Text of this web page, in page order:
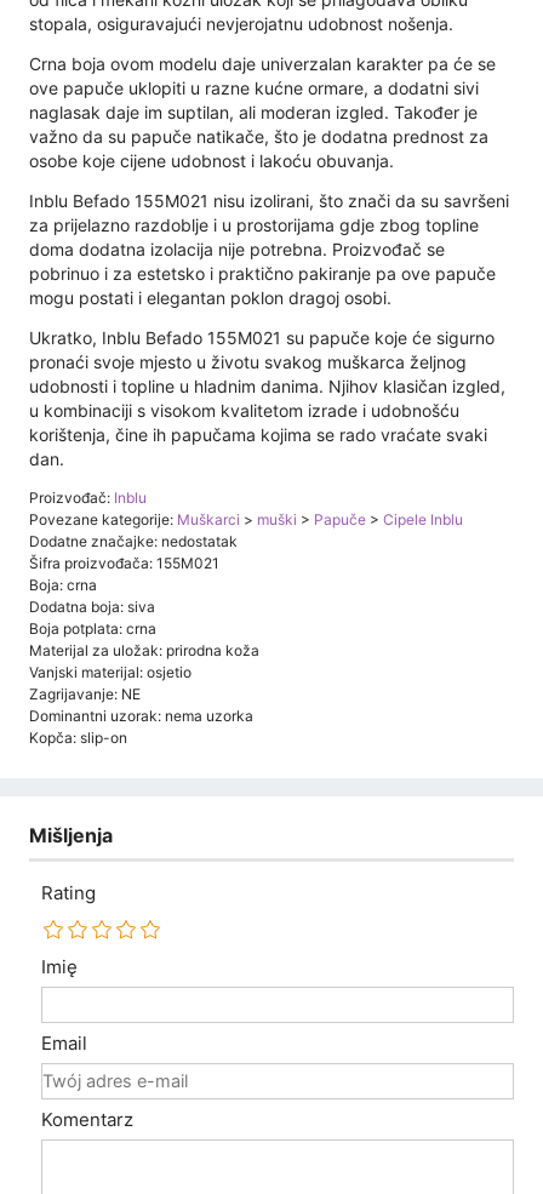
stopala, osiguravajući nevjerojatnu udobnost nošenja.
Crna boja ovom modelu daje univerzalan karakter pa će se
ove papuče uklopiti u razne kućne ormare, a dodatni sivi
naglasak daje im suptilan, ali moderan izgled. Također je
važno da su papuče natikače, što je dodatna prednost za
osobe koje cijene udobnost i lakoću obuvanja.
Inblu Befado 155M021 nisu izolirani, što znači da su savršeni
za prijelazno razdoblje i u prostorijama gdje zbog topline
doma dodatna izolacija nije potrebna. Proizvođač se
pobrinuo i za estetsko i praktično pakiranje pa ove papuče
mogu postati i elegantan poklon dragoj osobi.
Ukratko, Inblu Befado 155M021 su papuče koje će sigurno
pronaći svoje mjesto u životu svakog muškarca željnog
udobnosti i topline u hladnim danima. Njihov klasičan izgled,
u kombinaciji s visokom kvalitetom izrade i udobnošću
korištenja, čine ih papučama kojima se rado vraćate svaki
dan.
Proizvođač: Inblu
Povezane kategorije: Muškarci > muški > Papuče > Cipele Inblu
Dodatne značajke: nedostatak
Šifra proizvođača: 155M021
Boja: crna
Dodatna boja: siva
Boja potplata: crna
Materijal za uložak: prirodna koža
Vanjski materijal: osjetio
Zagrijavanje: NE
Dominantni uzorak: nema uzorka
Kopča: slip-on
Mišljenja
Rating
Imię
Email
Komentarz